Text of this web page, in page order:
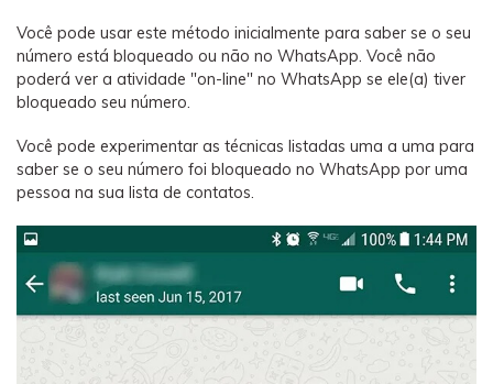
Você pode usar este método inicialmente para saber se o seu
número está bloqueado ou não no WhatsApp. Você não
poderá ver a atividade "on-line" no WhatsApp se ele(a) tiver
bloqueado seu número.
Você pode experimentar as técnicas listadas uma a uma para
saber se o seu número foi bloqueado no WhatsApp por uma
pessoa na sua lista de contatos.